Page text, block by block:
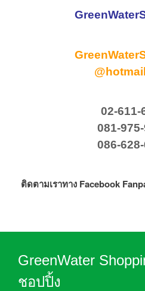
02-611-
081-
086-
ติดตามเราทาง Facebook
GreenWater
ชอปปิ้ง